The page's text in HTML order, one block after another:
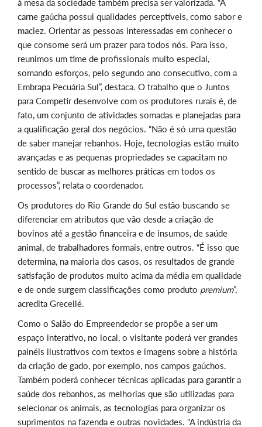
à mesa da sociedade também precisa ser valorizada. “A
carne gaúcha possui qualidades perceptíveis, como sabor e
maciez. Orientar as pessoas interessadas em conhecer o
que consome será um prazer para todos nós. Para isso,
reunimos um time de profissionais muito especial,
somando esforços, pelo segundo ano consecutivo, com a
Embrapa Pecuária Sul”, destaca. O trabalho que o Juntos
para Competir desenvolve com os produtores rurais é, de
fato, um conjunto de atividades somadas e planejadas para
a qualificação geral dos negócios. “Não é só uma questão
de saber manejar rebanhos. Hoje, tecnologias estão muito
avançadas e as pequenas propriedades se capacitam no
sentido de buscar as melhores práticas em todos os
processos”, relata o coordenador.
Os produtores do Rio Grande do Sul estão buscando se
diferenciar em atributos que vão desde a criação de
bovinos até a gestão financeira e de insumos, de saúde
animal, de trabalhadores formais, entre outros. “É isso que
determina, na maioria dos casos, os resultados de grande
satisfação de produtos muito acima da média em qualidade
e de onde surgem classificações como produto premium”,
acredita Grecellé.
Como o Salão do Empreendedor se propõe a ser um
espaço interativo, no local, o visitante poderá ver grandes
painéis ilustrativos com textos e imagens sobre a história
da criação de gado, por exemplo, nos campos gaúchos.
Também poderá conhecer técnicas aplicadas para garantir a
saúde dos rebanhos, as melhorias que são utilizadas para
selecionar os animais, as tecnologias para organizar os
suprimentos na fazenda e outras novidades. “A indústria da